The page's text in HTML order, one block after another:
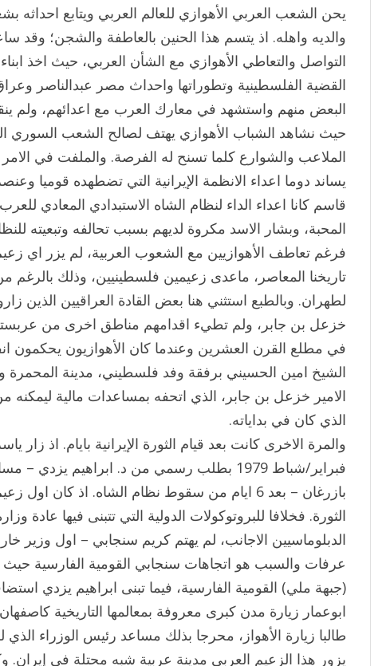
يحن الشعب العربي الأهوازي للعالم العربي ويتابع
والديه واهله. اذ يتسم هذا الحنين بالعاطفة والشجن؛ وقد
التواصل والتعاطي الأهوازي مع الشأن العربي، حيث اخذ
القضية الفلسطينية وتطوراتها واحداث مصر عبدالناصر
البعض منهم واستشهد في معارك العرب مع اعدائهم، ولم
حيث نشاهد الشباب الأهوازي يهتف لصالح الشعب السوري
الملاعب والشوارع كلما تسنح له الفرصة. والملفت في
يساند دوما اعداء الانظمة الإيرانية التي تضطهده قوميا
قاسم كانا اعداء الداء لنظام الشاه الاستبدادي المعادي
المحبة، وبشار الاسد مكروة لديهم بسبب تحالفه وتبعيته
فرغم تعاطف الأهوازيين مع الشعوب العربية، لم يزر اي
تاريخنا المعاصر، ماعدى زعيمين فلسطينيين، وذلك بالرغم
لطهران. وبالطبع استثني هنا بعض القادة العراقيين الذين
خزعل بن جابر، ولم تطيء اقدامهم مناطق اخرى من
في مطلع القرن العشرين وعندما كان الأهوازيون يحكمون
الشيخ امين الحسيني برفقة وفد فلسطيني، مدينة المحمرة
الامير خزعل بن جابر، الذي اتحفه بمساعدات مالية
الذي كان في بداياته.
فبراير/شباط 1979 بطلب رسمي من د. ابراهيم
بازرغان – بعد 6 ايام من سقوط نظام الشاه. اذ كان
الثورة. فخلافا للبروتوكولات الدولية التي تتبنى فيها عادة
الدبلوماسيين الاجانب، لم يهتم كريم سنجابي – اول وزير
عرفات والسبب هو اتجاهات سنجابي القومية الفارسية حيث
(جبهة ملي) القومية الفارسية، فيما تبنى ابراهيم يزدي
ابوعمار زيارة مدن كبرى معروفة بمعالمها التاريخية
طالبا زيارة الأهواز، محرجا بذلك مساعد رئيس الوزراء
يزور هذا الزعيم العربي مدينة عربية شبه محتلة في إيران.